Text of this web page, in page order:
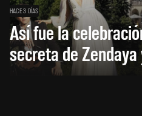
HACE 3 DÍAS
Así fue la
secreta de